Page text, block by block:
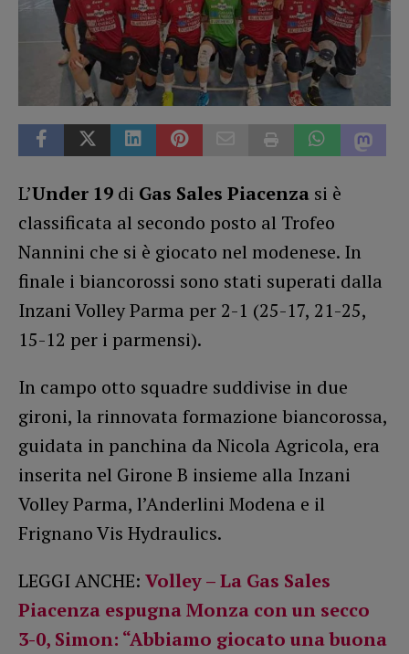
L’Under 19 di Gas Sales Piacenza si è
classificata al secondo posto al Trofeo
Nannini che si è giocato nel modenese. In
finale i biancorossi sono stati superati dalla
Inzani Volley Parma per 2-1 (25-17, 21-25,
15-12 per i parmensi).
In campo otto squadre suddivise in due
gironi, la rinnovata formazione biancorossa,
guidata in panchina da Nicola Agricola, era
inserita nel Girone B insieme alla Inzani
Volley Parma, l’Anderlini Modena e il
Frignano Vis Hydraulics.
LEGGI ANCHE: Volley – La Gas Sales
Piacenza espugna Monza con un secco
3-0, Simon: “Abbiamo giocato una buona